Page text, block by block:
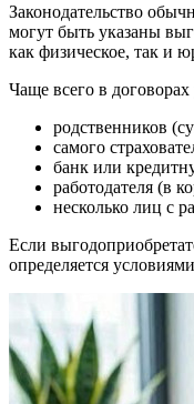
Законодательство
могут быть указаны
как физическое, так и
Чаще всего в
родственников
самого
банк или
работодателя (в
несколько лиц с
Если
определяется